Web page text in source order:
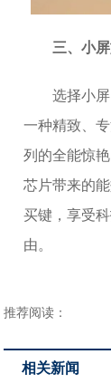
三、小
选择小
一种精致、
列的全能惊
芯片带来的
买键，享受
由。
推荐阅读：
相关新闻